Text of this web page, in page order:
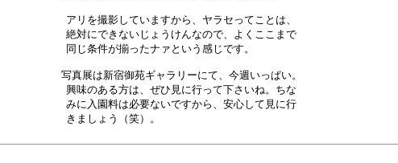
アリを撮影していますから、ヤラセってことは、
絶対にできないじょうけんなので、よくここまで
同じ条件が揃ったナァという感じです。
写真展は新宿御苑ギャラリーにて、今週いっぱい。
興味のある方は、ぜひ見に行って下さいね。ちな
みに入園料は必要ないですから、安心して見に行
きましょう（笑）。